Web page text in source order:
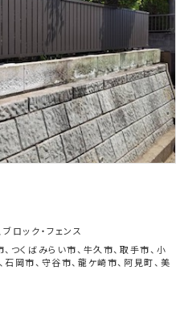
ブロック・フェンス
、 つくばみらい市、 牛久市、取手市、 小
、石岡市、 守谷市、龍ケ崎市、 阿見町、 美